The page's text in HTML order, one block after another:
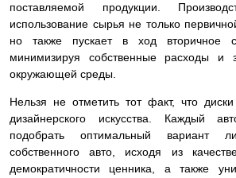
поставляемой продукции.
использование сырья не только
но также пускает в ход вторичное
минимизируя собственные расходы и
окружающей среды.
Нельзя не отметить тот факт, что
дизайнерского искусства. Каждый
подобрать оптимальный вариант
собственного авто, исходя из
демократичности ценника, а также